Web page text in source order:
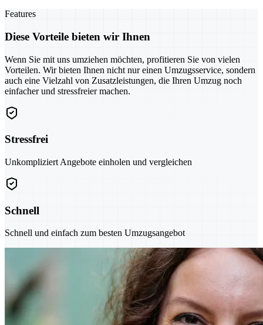
Features
Diese Vorteile bieten wir Ihnen
Wenn Sie mit uns umziehen möchten, profitieren Sie von vielen
Vorteilen. Wir bieten Ihnen nicht nur einen Umzugsservice, sondern
auch eine Vielzahl von Zusatzleistungen, die Ihren Umzug noch
einfacher und stressfreier machen.
Stressfrei
Unkompliziert Angebote einholen und vergleichen
Schnell
Schnell und einfach zum besten Umzugsangebot